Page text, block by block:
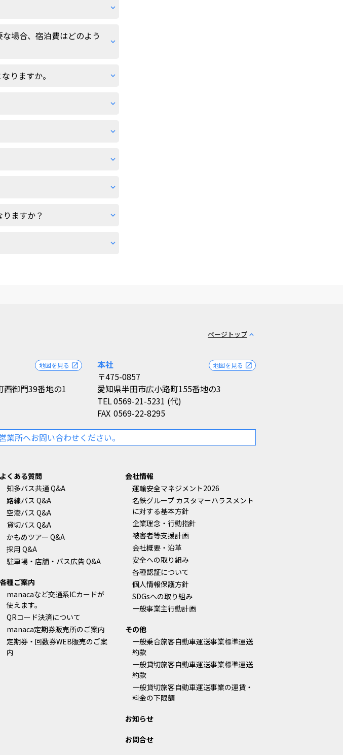
場合、宿泊費はどのよう
りますか。
ますか？
ページトップ expand_less
西御門39番地の1
地図を見る open_in_new
本社
〒475-0857
愛知県半田市広小路町155番地の3
地図を見る open_in_new
TEL0569-21-5231 (代)
FAX 0569-22-8295
所へお問い合わせください。
よくある質問
知多バス共通 Q&A
路線バス Q&A
空港バス Q&A
貸切バス Q&A
かもめツアー Q&A
採用 Q&A
駐車場・店舗・バス広告 Q&A
各種ご案内
manacaなど交通系ICカードが
使えます。
QRコード決済について
manaca定期券販売所のご案内
定期券・回数券WEB販売のご案
内
会社情報
運輸安全マネジメント2026
名鉄グループ カスタマーハラスメント
に対する基本方針
企業理念・行動指針
被害者等支援計画
会社概要・沿革
安全への取り組み
各種認証について
個人情報保護方針
SDGsへの取り組み
一般事業主行動計画
その他
一般乗合旅客自動車運送事業標準運送
約款
一般貸切旅客自動車運送事業標準運送
約款
一般貸切旅客自動車運送事業の運賃・
料金の下限額
お知らせ
お問合せ